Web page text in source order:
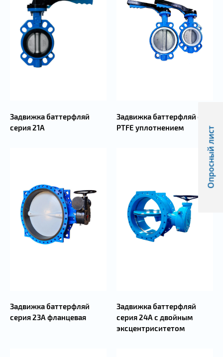
Задвижка баттерфляй
серия 21А
Задвижка баттерфляй с
PTFE уплотнением
Задвижка баттерфляй
серия 23А фланцевая
Задвижка баттерфляй
серия 24А с двойным
эксцентриситетом
Опросный лист